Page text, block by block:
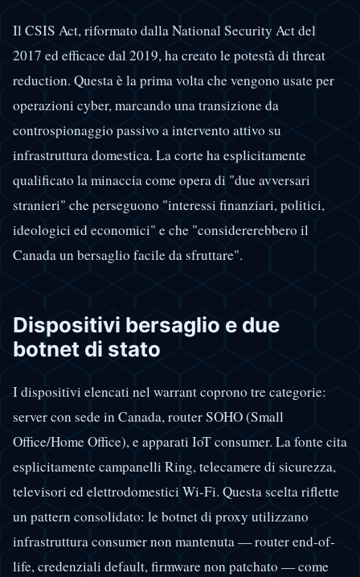
Il CSIS Act, riformato dalla National Security Act del
2017 ed efficace dal 2019, ha creato le potestà di threat
reduction. Questa è la prima volta che vengono usate per
operazioni cyber, marcando una transizione da
controspionaggio passivo a intervento attivo su
infrastruttura domestica. La corte ha esplicitamente
qualificato la minaccia come opera di "due avversari
stranieri" che perseguono "interessi finanziari, politici,
ideologici ed economici" e che "considererebbero il
Canada un bersaglio facile da sfruttare".
Dispositivi bersaglio e due
botnet di stato
I dispositivi elencati nel warrant coprono tre categorie:
server con sede in Canada, router SOHO (Small
Office/Home Office), e apparati IoT consumer. La fonte cita
esplicitamente campanelli Ring, telecamere di sicurezza,
televisori ed elettrodomestici Wi-Fi. Questa scelta riflette
un pattern consolidato: le botnet di proxy utilizzano
infrastruttura consumer non mantenuta — router end-of-
life, credenziali default, firmware non patchato — come